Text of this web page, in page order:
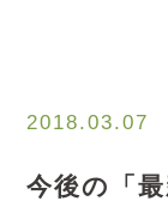
2018.03.07
今後の「